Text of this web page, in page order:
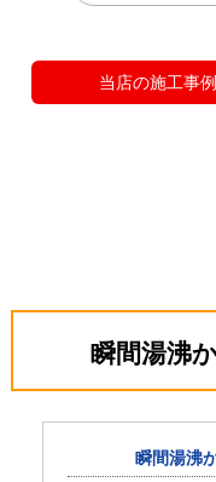
当店の施工事
瞬間湯沸
瞬間湯沸